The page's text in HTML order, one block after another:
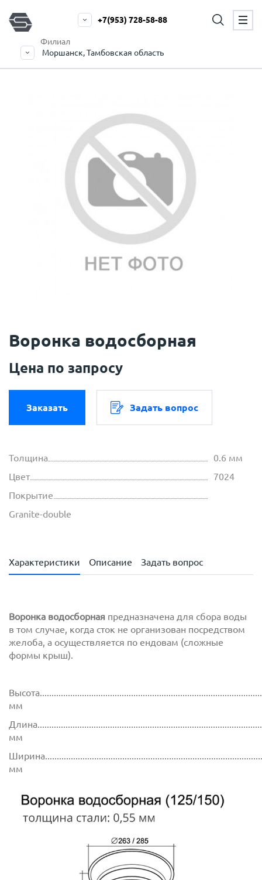
Филиал
Моршанск, Тамбовская область
+7(953) 728-58-88
Воронка водосборная
Цена по запросу
Заказать Задать вопрос
Толщина
0.6 мм
Цвет
7024
Покрытие
Granite-double
Характеристики Описание Задать вопрос
Воронка водосборная предназначена для сбора воды
в том случае, когда сток не организован посредством
желоба, а осуществляется по ендовам (сложные
формы крыш).
мм
мм
мм